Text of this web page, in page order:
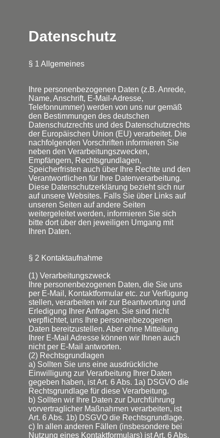
Datenschutz
§ 1 Allgemeines
Ihre personenbezogenen Daten (z.B. Anrede,
Name, Anschrift, E-Mail-Adresse,
Telefonnummer) werden von uns nur gemäß
den Bestimmungen des deutschen
Datenschutzrechts und des Datenschutzrechts
der Europäischen Union (EU) verarbeitet. Die
nachfolgenden Vorschriften informieren Sie
neben den Verarbeitungszwecken,
Empfängern, Rechtsgrundlagen,
Speicherfristen auch über Ihre Rechte und den
Verantwortlichen für Ihre Datenverarbeitung.
Diese Datenschutzerklärung bezieht sich nur
auf unsere Websites. Falls Sie über Links auf
unseren Seiten auf andere Seiten
weitergeleitet werden, informieren Sie sich
bitte dort über den jeweiligen Umgang mit
Ihren Daten.
§ 2 Kontaktaufnahme
(1) Verarbeitungszweck
Ihre personenbezogenen Daten, die Sie uns
per E-Mail, Kontaktformular etc. zur Verfügung
stellen, verarbeiten wir zur Beantwortung und
Erledigung Ihrer Anfragen. Sie sind nicht
verpflichtet, uns Ihre personenbezogenen
Daten bereitzustellen. Aber ohne Mitteilung
Ihrer E-Mail Adresse können wir Ihnen auch
nicht per E-Mail antworten.
(2) Rechtsgrundlagen
a) Sollten Sie uns eine ausdrückliche
Einwilligung zur Verarbeitung Ihrer Daten
gegeben haben, ist Art. 6 Abs. 1a) DSGVO die
Rechtsgrundlage für diese Verarbeitung.
b) Sollten wir Ihre Daten zur Durchführung
vorvertraglicher Maßnahmen verarbeiten, ist
Art. 6 Abs. 1b) DSGVO die Rechtsgrundlage.
c) In allen anderen Fällen (insbesondere bei
Nutzung eines Kontaktformulars) ist Art. 6 Abs.